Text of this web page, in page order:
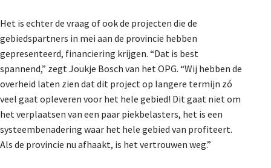
Het is echter de vraag of ook de projecten die de
gebiedspartners in mei aan de provincie hebben
gepresenteerd, financiering krijgen. “Dat is best
spannend,” zegt Joukje Bosch van het OPG. “Wij hebben de
overheid laten zien dat dit project op langere termijn zó
veel gaat opleveren voor het hele gebied! Dit gaat niet om
het verplaatsen van een paar piekbelasters, het is een
systeembenadering waar het hele gebied van profiteert.
Als de provincie nu afhaakt, is het vertrouwen weg.”